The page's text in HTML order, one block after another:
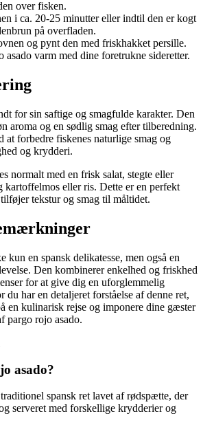
over fisken.
i ca. 20-25 minutter eller indtil den er kogt
på overfladen.
og pynt den med friskhakket persille.
asado varm med dine foretrukne sideretter.
for sin saftige og smagfulde karakter. Den
aroma og en sødlig smag efter tilberedning.
forbedre fiskenes naturlige smag og
og krydderi.
normalt med en frisk salat, stegte eller
kartoffelmos eller ris. Dette er en perfekt
tekstur og smag til måltidet.
kun en spansk delikatesse, men også en
Den kombinerer enkelhed og friskhed
for at give dig en uforglemmelig
du har en detaljeret forståelse af denne ret,
en kulinarisk rejse og imponere dine gæster
pargo rojo asado.
asado?
spansk ret lavet af rødspætte, der
serveret med forskellige krydderier og